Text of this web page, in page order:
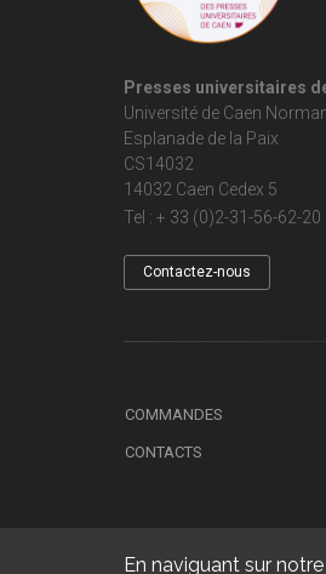
En naviguant sur
Presses universitaires
Université de Caen
Esplanade de la Paix
CS14032
14032 Caen Cedex 5
Tel : + 33 (0)2-31-56-62-20
Contactez-nous
COMMANDES
CONTACTS